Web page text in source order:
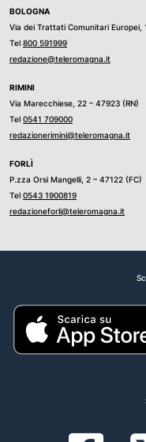
BOLOGNA
Via dei Trattati Comunitari Europei,
Tel 800 591999
redazione@teleromagna.it
RIMINI
Via Marecchiese, 22 – 47923 (RN)
Tel 0541 709000
redazionerimini@teleromagna.it
FORLÌ
P.zza Orsi Mangelli, 2 – 47122 (FC)
Tel 0543 1900819
redazioneforli@teleromagna.it